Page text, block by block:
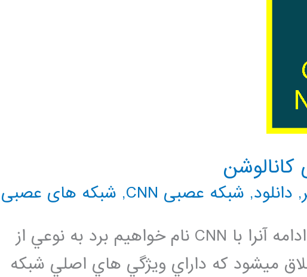
, دانلود, شبکه عصبی CNN , شبکه های عصبی
شبکه عصبي کانولوشني که در ادامه آنرا با CNN نام خواهيم برد به نوعي از
ميشود که داراي ويژگي هاي اصلي شبکه